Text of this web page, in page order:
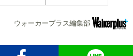
ウォーカープラス編集部